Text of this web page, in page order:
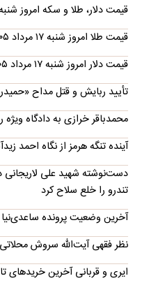
قیمت دلار، طلا و سکه امروز شنبه ۱۷ مرداد
قیمت طلا امروز شنبه ۱۷ مرداد ۱۴۰۵
قیمت دلار امروز شنبه ۱۷ مرداد ۱۴۰۵
تأیید ربایش و قتل مداح
محمدباقر خرازی به دادگاه
آینده تنگه هرمز از نگاه احمد
تندرو را خلع سلاح کرد
آخرین وضعیت پرونده
نظر فقهی آیت‌الله سروش
ایری و قربانی آخرین خریدهای